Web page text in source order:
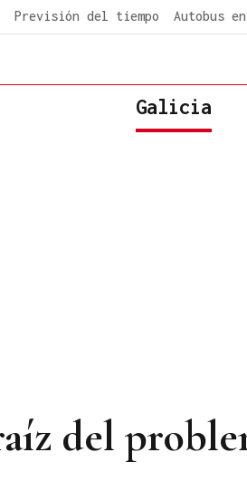
Previsión del tiempo Autobus
Galicia
del